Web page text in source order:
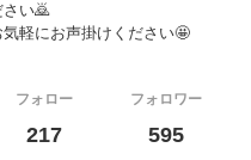
さい🙇
軽にお声掛けください🤩
フォロー
217
フォロワー
595